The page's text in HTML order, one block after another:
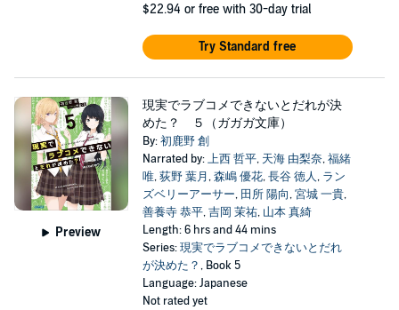
$22.94 or free with 30-day trial
Try Standard free
Preview
現実でラブコメできないとだれが決
めた？ ５（ガガガ文庫）
By:初鹿野 創
Narrated by:上西 哲平, 天海 由梨奈,福緒
唯,荻野 葉月,森嶋 優花,長谷 徳人, ラン
ズベリーアーサー, 田所 陽向,宮城 一貴,
善養寺 恭平,吉岡 茉祐, 山本 真綺
Length: 6 hrs and 44 mins
Series:現実でラブコメできないとだれ
が決めた？, Book 5
Language: Japanese
Not rated yet